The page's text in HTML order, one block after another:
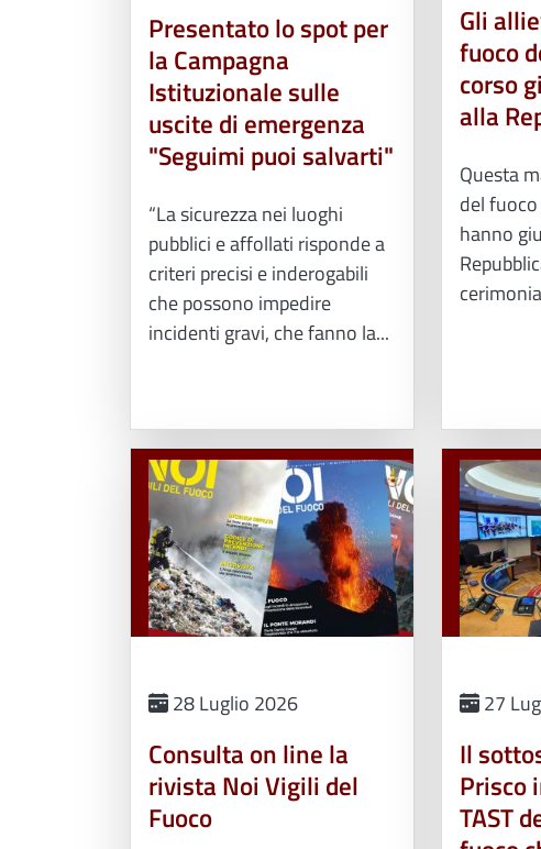
Presentato lo spot per
la Campagna
Istituzionale sulle
uscite di emergenza
"Seguimi puoi salvarti"
“La sicurezza nei luoghi
pubblici e affollati risponde a
criteri precisi e inderogabili
che possono impedire
incidenti gravi, che fanno la...
Gli
fuoco
corso
alla
Questa
del
hanno
28 Luglio 2026
Consulta on line la
rivista Noi Vigili del
Fuoco
27
Il
Prisco
TAST